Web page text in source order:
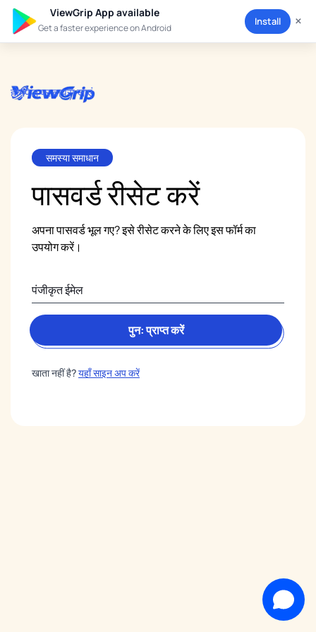
ViewGrip App available
Get a faster experience on Android
Install ×
होमपेज पर वापस जाएं
समस्या समाधान
पासवर्ड रीसेटकरें
अपना पासवर्ड भूल गए? इसे रीसेट करने के लिए इस फॉर्म का
उपयोग करें।
पुन: प्राप्त करें
खाता नहीं है?यहाँ साइन अप करें